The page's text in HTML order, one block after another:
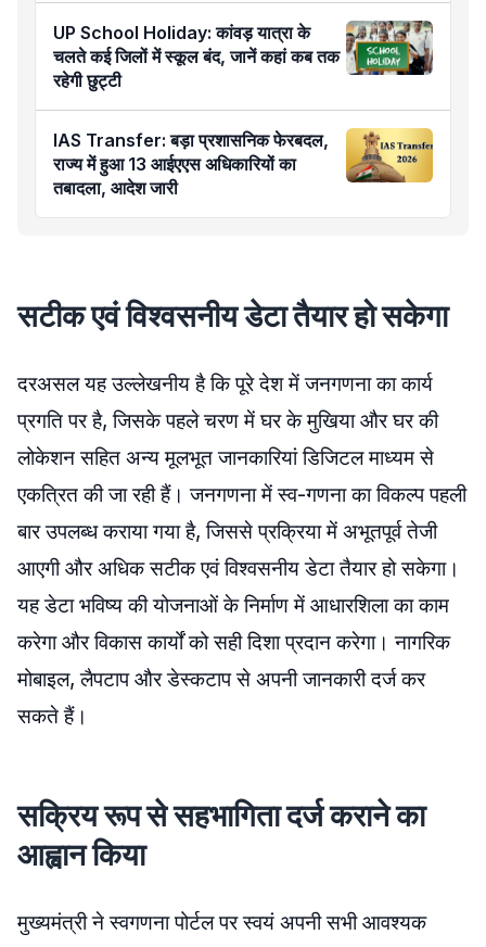
UP School Holiday: कांवड़ यात्रा के
चलते कई जिलों में स्कूल बंद, जानें कहां कब तक
रहेगी छुट्टी
IAS Transfer: बड़ा प्रशासनिक फेरबदल,
राज्य में हुआ 13 आईएएस अधिकारियों का
तबादला, आदेश जारी
सटीक एवं विश्वसनीय डेटा तैयार हो सकेगा
दरअसल यह उल्लेखनीय है कि पूरे देश में जनगणना का कार्य
प्रगति पर है, जिसके पहले चरण में घर के मुखिया और घर की
लोकेशन सहित अन्य मूलभूत जानकारियां डिजिटल माध्यम से
एकत्रित की जा रही हैं। जनगणना में स्व-गणना का विकल्प पहली
बार उपलब्ध कराया गया है, जिससे प्रक्रिया में अभूतपूर्व तेजी
आएगी और अधिक सटीक एवं विश्वसनीय डेटा तैयार हो सकेगा।
यह डेटा भविष्य की योजनाओं के निर्माण में आधारशिला का काम
करेगा और विकास कार्यों को सही दिशा प्रदान करेगा। नागरिक
मोबाइल, लैपटाप और डेस्कटाप से अपनी जानकारी दर्ज कर
सकते हैं।
सक्रिय रूप से सहभागिता दर्ज कराने का
आह्वान किया
मुख्यमंत्री ने स्वगणना पोर्टल पर स्वयं अपनी सभी आवश्यक